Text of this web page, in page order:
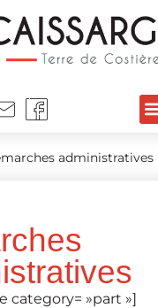
administratives
category= »part »]